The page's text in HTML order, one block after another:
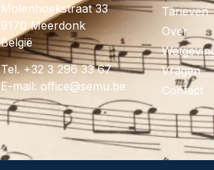
Molenhoekstraat 33
9170 Meerdonk
België
Tel. +32 3 296 33 67
E-mail:
eb.umes
@eciffo
Tarieven
Over
Vragen
Contact